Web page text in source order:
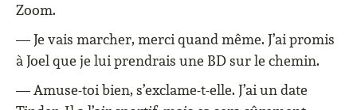
Zoom.
— Je vais marcher, merci quand même. J’ai promis
à Joel que je lui prendrais une BD sur le chemin.
— Amuse-toi bien, s’exclame-t-elle. J’ai un date